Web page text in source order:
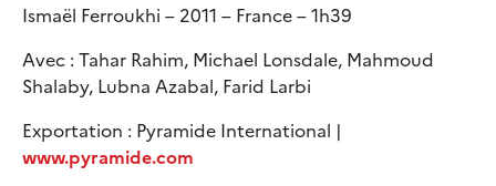
Ismaël Ferroukhi – 2011 – France – 1h39
Avec : Tahar Rahim, Michael Lonsdale, Mahmoud
Shalaby, Lubna Azabal, Farid Larbi
Exportation : Pyramide International |
www.pyramide.com